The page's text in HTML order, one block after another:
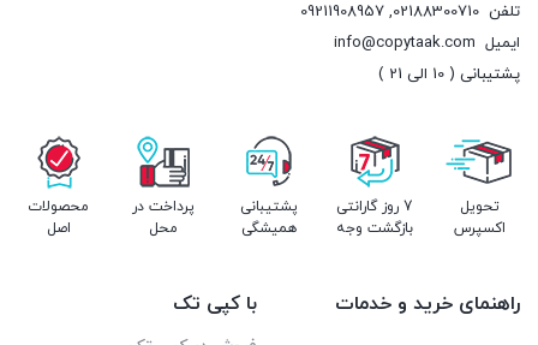
تلفن 02188300710
,
09211908957
ایمیل info@copytaak.com
پشتیبانی ( 10 الی 21 )
تحویل
اکسپرس
7 روز گارانتی
بازگشت وجه
پشتیبانی
همیشگی
پرداخت در
محل
محصولات
اصل
راهنمای خرید و خدمات
با کپی تک